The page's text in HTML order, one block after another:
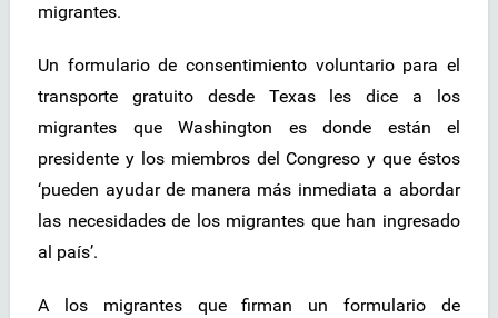
migrantes.
Un formulario de consentimiento voluntario para el
transporte gratuito desde Texas les dice a los
migrantes que Washington es donde están el
presidente y los miembros del Congreso y que éstos
‘pueden ayudar de manera más inmediata a abordar
las necesidades de los migrantes que han ingresado
al país’.
A los migrantes que firman un formulario de